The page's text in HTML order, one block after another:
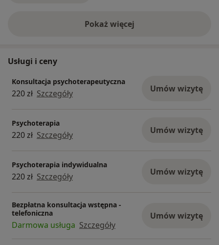
Pokaż więcejo doświadczeniu
Usługi i ceny
Konsultacja psychoterapeutyczna
220 zł Szczegóły Umów wizytę
Psychoterapia
220 zł Szczegóły Umów wizytę
Psychoterapia indywidualna
220 zł Szczegóły Umów wizytę
Bezpłatna konsultacja wstępna -
telefoniczna
Darmowa usługa Szczegóły
Umów wizytę